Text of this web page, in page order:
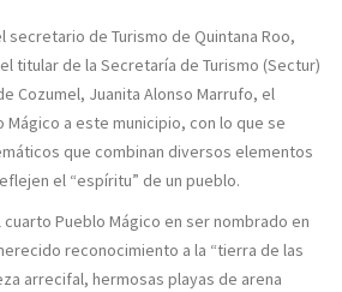
secretario de Turismo de Quintana Roo,
titular de la Secretaría de Turismo (Sectur)
Cozumel, Juanita Alonso Marrufo, el
a este municipio, con lo que se
que combinan diversos elementos
el “espíritu” de un pueblo.
Pueblo Mágico en ser nombrado en
reconocimiento a la “tierra de las
arrecifal, hermosas playas de arena